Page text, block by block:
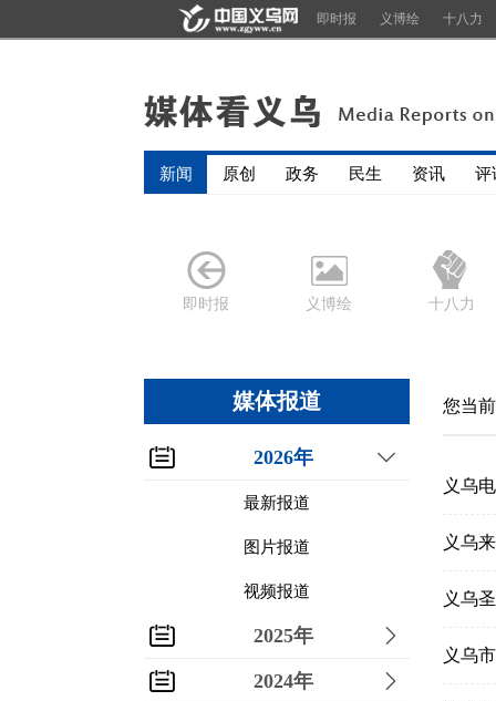
即时报 义博绘 十八力
新闻 原创 政务 民生 资讯 评
即时报 义博绘 十八力
媒体报道
2026年
最新报道
图片报道
视频报道
2025年
2024年
您当
义乌
义乌
义乌
义乌